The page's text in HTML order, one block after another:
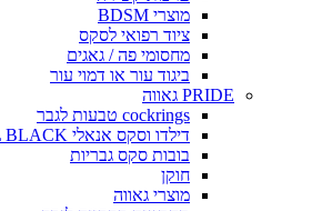
מוצרי BDSM
ציוד רפואי לסקס
מחסומי פה / גאגים
ביגוד עור או דמוי עור
PRIDE גאווה
cockrings טבעות לגבר
דילדו וסקס אנאלי ALL BLACK
בובות סקס גבריות
חוקן
מוצרי גאווה